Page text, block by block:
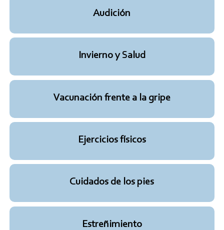
Audición
Invierno y Salud
Vacunación frente a la gripe
Ejercicios físicos
Cuidados de los pies
Estreñimiento